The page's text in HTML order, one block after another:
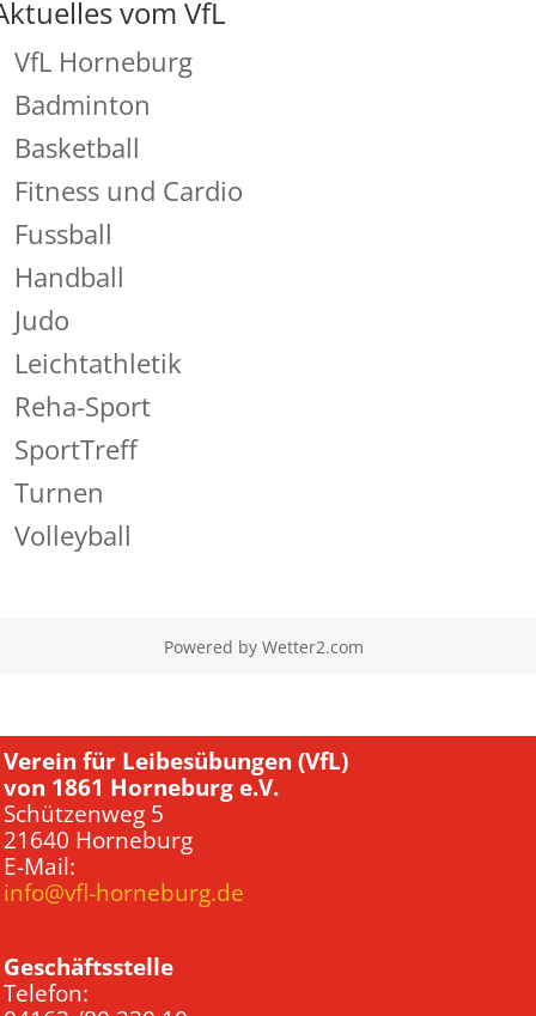
vom VfL
VfL Horneburg
Badminton
Basketball
Fitness und Cardio
Fussball
Handball
Judo
Leichtathletik
Reha-Sport
SportTreff
Turnen
Volleyball
Powered by Wetter2.com
Verein für Leibesübungen (VfL)
von 1861 Horneburg e.V.
Schützenweg 5
21640 Horneburg
E-Mail:
info@vfl-horneburg.de
Geschäftsstelle
Telefon: